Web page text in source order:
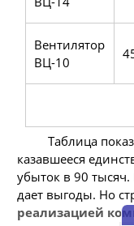
Вентилятор
ВЦ-10
Таблица
казавшееся
убыток в 90
дает выгоды. Но
реализацией